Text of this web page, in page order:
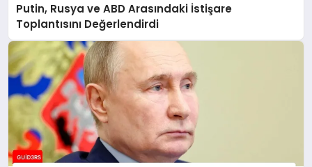
Putin, Rusya ve ABD Arasındaki İstişare
Toplantısını Değerlendirdi